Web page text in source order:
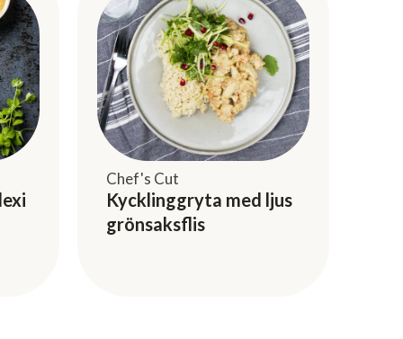
Chef's Cut
Kycklinggryta med ljus
grönsaksflis